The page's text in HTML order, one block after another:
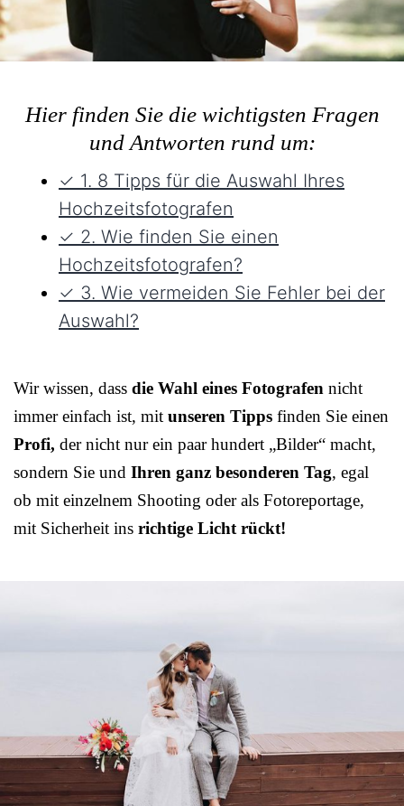
Hier finden Sie die wichtigsten Fragen
und Antworten rund um:
✓ 1. 8 Tipps für die Auswahl Ihres
Hochzeitsfotografen
✓ 2. Wie finden Sie einen
Hochzeitsfotografen?
✓ 3. Wie vermeiden Sie Fehler bei der
Auswahl?
Wir wissen, dass die Wahl eines Fotografen nicht
immer einfach ist, mit unseren Tipps finden Sie einen
Profi, der nicht nur ein paar hundert „Bilder“ macht,
sondern Sie und Ihren ganz besonderen Tag, egal
ob mit einzelnem Shooting oder als Fotoreportage,
mit Sicherheit ins richtige Licht rückt!